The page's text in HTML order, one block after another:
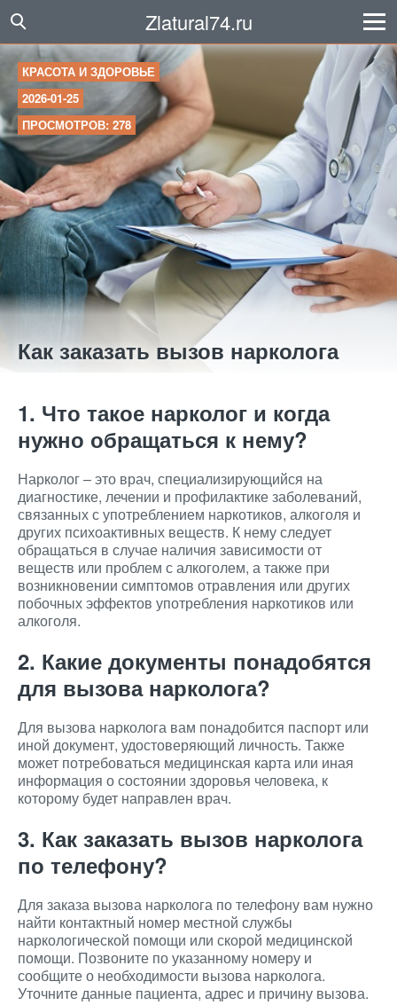
Zlatural74.ru
КРАСОТА И ЗДОРОВЬЕ
2026-01-25
ПРОСМОТРОВ: 278
Как заказать вызов нарколога
1. Что такое нарколог и когда
нужно обращаться к нему?
Нарколог – это врач, специализирующийся на
диагностике, лечении и профилактике заболеваний,
связанных с употреблением наркотиков, алкоголя и
других психоактивных веществ. К нему следует
обращаться в случае наличия зависимости от
веществ или проблем с алкоголем, а также при
возникновении симптомов отравления или других
побочных эффектов употребления наркотиков или
алкоголя.
2. Какие документы понадобятся
для вызова нарколога?
Для вызова нарколога вам понадобится паспорт или
иной документ, удостоверяющий личность. Также
может потребоваться медицинская карта или иная
информация о состоянии здоровья человека, к
которому будет направлен врач.
3. Как заказать вызов нарколога
по телефону?
Для заказа вызова нарколога по телефону вам нужно
найти контактный номер местной службы
наркологической помощи или скорой медицинской
помощи. Позвоните по указанному номеру и
сообщите о необходимости вызова нарколога.
Уточните данные пациента, адрес и причину вызова.